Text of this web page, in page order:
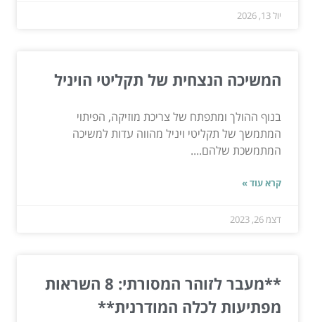
יול 13, 2026
המשיכה הנצחית של תקליטי הויניל
בנוף ההולך ומתפתח של צריכת מוזיקה, הפיתוי
המתמשך של תקליטי ויניל מהווה עדות למשיכה
המתמשכת שלהם....
קרא עוד »
דצמ 26, 2023
**מעבר לזוהר המסורתי: 8 השראות
מפתיעות לכלה המודרנית**